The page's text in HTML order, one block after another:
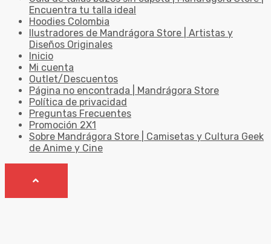
Encuentra tu talla ideal
Hoodies Colombia
Ilustradores de Mandrágora Store | Artistas y
Diseños Originales
Inicio
Mi cuenta
Outlet/Descuentos
Página no encontrada | Mandrágora Store
Política de privacidad
Preguntas Frecuentes
Promoción 2X1
Sobre Mandrágora Store | Camisetas y Cultura Geek
de Anime y Cine